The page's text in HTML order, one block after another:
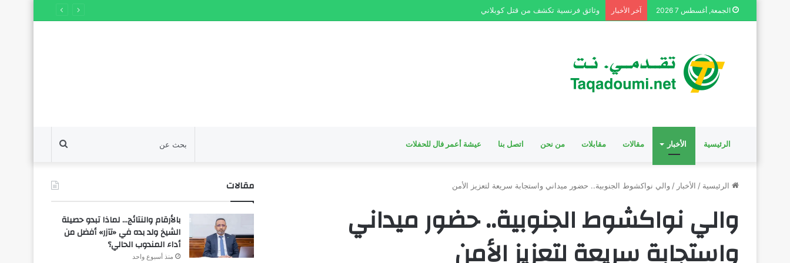
الجمعة, أغسطس 7 2026 آخر الأخبار وثائق فرنسية تكشف من قتل كوبلاني
الرئيسية الأخبار مقالات مقابلات من نحن اتصل بنا عيشة أعمر فال للحفلات بحث
عن
الرئيسية / الأخبار / والي نواكشوط الجنوبية.. حضور ميداني واستجابة سريعة لتعزيز الأمن
والي نواكشوط الجنوبية.. حضور ميداني
واستجابة سريعة لتعزيز الأمن
مقالات
بالأرقام والنتائج… لماذا تبدو حصيلة
الشيخ ولد بده في «تآزر» أفضل من
أداء المندوب الحالي؟
منذ أسبوع واحد